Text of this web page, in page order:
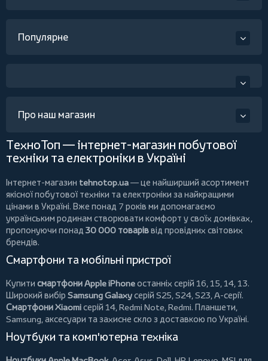
Популярне
Про наш магазин
ТехноТоп — інтернет-магазин побутової
техніки та електроніки в Україні
Інтернет-магазин tehnotop.ua— це найширший асортимент
якісної побутової техніки та електроніки за найкращими
цінами в Україні. Вже понад 7 років ми допомагаємо
українським родинам створювати комфорт у своїх домівках,
пропонуючи понад 30 000 товаріввід провідних світових
брендів.
Смартфони та мобільні пристрої
Купити смартфони Apple iPhoneостанніх серій 16, 15, 14, 13.
Широкий вибір Samsung Galaxyсерій S25, S24, S23, A-серії.
Смартфони Xiaomiсерій 14, Redmi Note, Redmi. Планшети,
Samsung, аксесуари тазахисне скло з доставкою по Україні.
Ноутбуки та комп'ютерна техніка